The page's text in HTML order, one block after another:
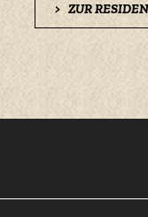
>ZUR